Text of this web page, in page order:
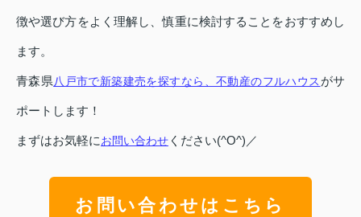
徴や選び方をよく理解し、慎重に検討することをおすすめし
ます。
青森県八戸市で新築建売を探すなら、不動産のフルハウス がサ
ポートします！
まずはお気軽にお問い合わせ ください(^O^)／
お問い合わせはこちら